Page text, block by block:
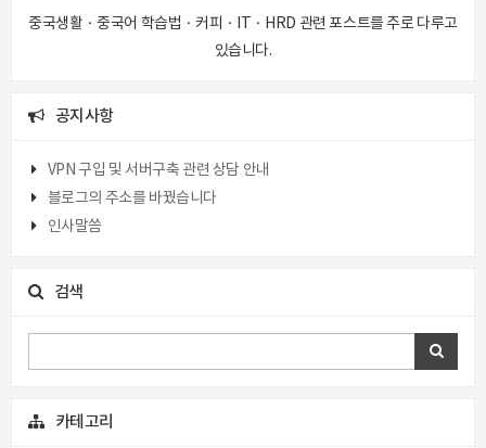
중국생활 · 중국어 학습법 · 커피 · IT · HRD 관련 포스트를 주로 다루고
있습니다.
공지사항
VPN 구입 및 서버구축 관련 상담 안내
블로그의 주소를 바꿨습니다
인사말씀
검색
카테고리